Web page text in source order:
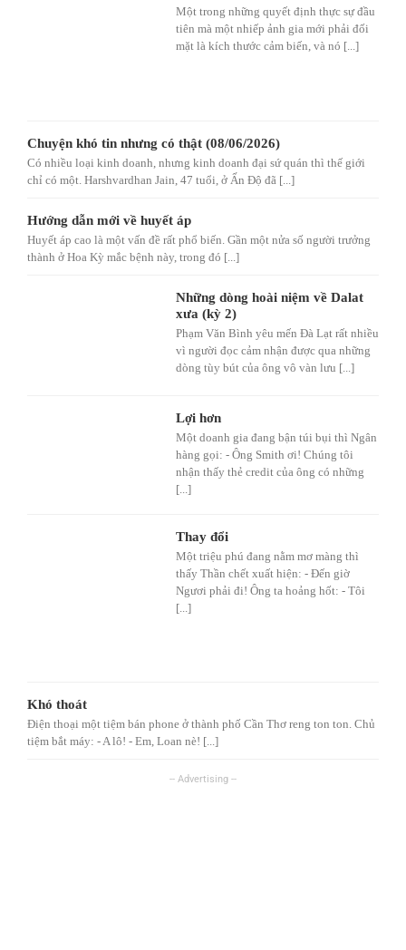
Một trong những quyết định thực sự đầu
tiên mà một nhiếp ảnh gia mới phải đối
mặt là kích thước cảm biến, và nó [...]
Chuyện khó tin nhưng có thật (08/06/2026)
Có nhiều loại kinh doanh, nhưng kinh doanh đại sứ quán thì thế giới
chỉ có một. Harshvardhan Jain, 47 tuổi, ở Ấn Độ đã [...]
Hướng dẫn mới về huyết áp
Huyết áp cao là một vấn đề rất phổ biến. Gần một nửa số người trưởng
thành ở Hoa Kỳ mắc bệnh này, trong đó [...]
Những dòng hoài niệm về Dalat
xưa (kỳ 2)
Phạm Văn Bình yêu mến Đà Lạt rất nhiều
vì người đọc cảm nhận được qua những
dòng tùy bút của ông vô vàn lưu [...]
Lợi hơn
Một doanh gia đang bận túi bụi thì Ngân
hàng gọi: - Ông Smith ơi! Chúng tôi
nhận thấy thẻ credit của ông có những
[...]
Thay đổi
Một triệu phú đang nằm mơ màng thì
thấy Thần chết xuất hiện: - Đến giờ
Ngươi phải đi! Ông ta hoảng hốt: - Tôi
[...]
Khó thoát
Điện thoại một tiệm bán phone ở thành phố Cần Thơ reng ton ton. Chủ
tiệm bắt máy: - A lô! - Em, Loan nè! [...]